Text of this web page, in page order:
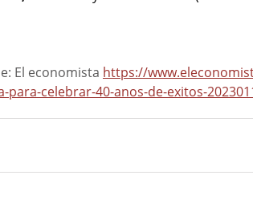
El economista https://
para-celebrar-40-anos-de-exitos-